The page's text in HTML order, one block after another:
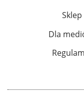
Sklep
Dla